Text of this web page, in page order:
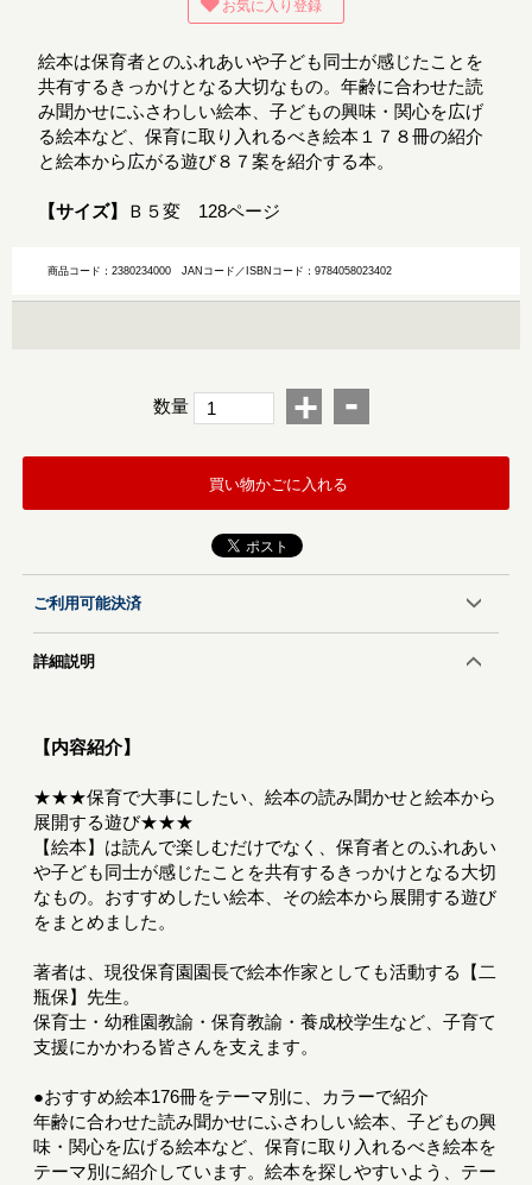
お気に入り登録
絵本は保育者とのふれあいや子ども同士が感じたことを
共有するきっかけとなる大切なもの。年齢に合わせた読
み聞かせにふさわしい絵本、子どもの興味・関心を広げ
る絵本など、保育に取り入れるべき絵本１７８冊の紹介
と絵本から広がる遊び８７案を紹介する本。
【サイズ】 Ｂ５変 128ページ
商品コード：2380234000JANコード／ISBNコード：9784058023402
数量 + -
買い物かごに入れる
ご利用可能決済
詳細説明
【内容紹介】
★★★保育で大事にしたい、絵本の読み聞かせと絵本から
展開する遊び★★★
【絵本】は読んで楽しむだけでなく、保育者とのふれあい
や子ども同士が感じたことを共有するきっかけとなる大切
なもの。おすすめしたい絵本、その絵本から展開する遊び
をまとめました。
著者は、現役保育園園長で絵本作家としても活動する【二
瓶保】先生。
保育士・幼稚園教諭・保育教諭・養成校学生など、子育て
支援にかかわる皆さんを支えます。
●おすすめ絵本176冊をテーマ別に、カラーで紹介
年齢に合わせた読み聞かせにふさわしい絵本、子どもの興
味・関心を広げる絵本など、保育に取り入れるべき絵本を
テーマ別に紹介しています。絵本を探しやすいよう、テー